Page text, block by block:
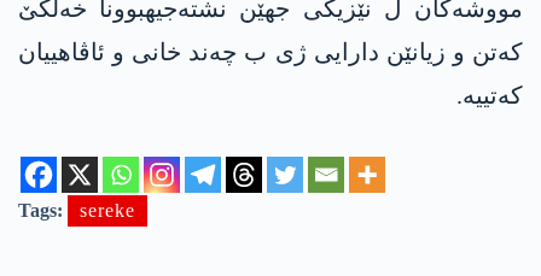
مووشەکان ل نێزیکی جهێن نشتەجیهبوونا خەلکێ
کەتن و زیانێن دارایی ژی ب چەند خانی و ئاڤاهییان
کەتییه‌.
Tags: sereke